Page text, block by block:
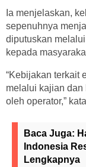
Ia menjelaskan,
sepenuhnya
diputuskan
kepada
“Kebijakan terkait
melalui kajian dan
oleh operator,”
Baca Juga:
Indonesia
Lengkapnya